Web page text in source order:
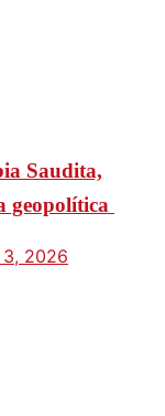
Saudita,
geopolítica
2026